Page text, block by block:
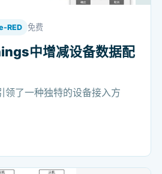
RED 免费
中增减设备数据配
领了一种独特的设备接入方